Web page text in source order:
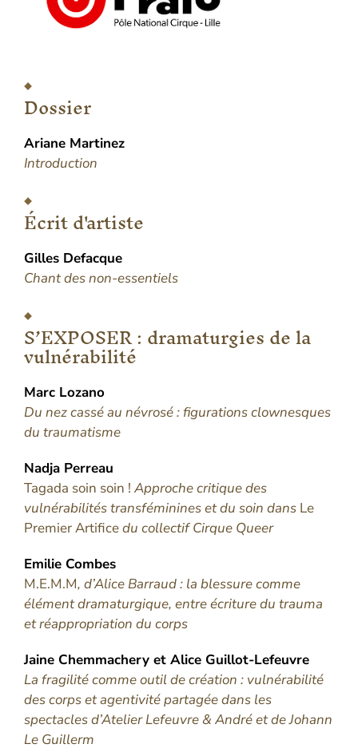
Dossier
Ariane Martinez
Introduction
Écrit d'artiste
Gilles Defacque
Chant des non-essentiels
S’EXPOSER : dramaturgies de la
vulnérabilité
Marc Lozano
Du nez cassé au névrosé : figurations clownesques
du traumatisme
Nadja Perreau
Tagada soin soin ! Approche critique des
vulnérabilités transféminines et du soin dans Le
Premier Artificedu collectif Cirque Queer
Emilie Combes
M.E.M.M, d’Alice Barraud : la blessure comme
élément dramaturgique, entre écriture du trauma
et réappropriation du corps
Jaine Chemmachery et Alice Guillot-Lefeuvre
La fragilité comme outil de création : vulnérabilité
des corps et agentivité partagée dans les
spectacles d’Atelier Lefeuvre & André et de Johann
Le Guillerm